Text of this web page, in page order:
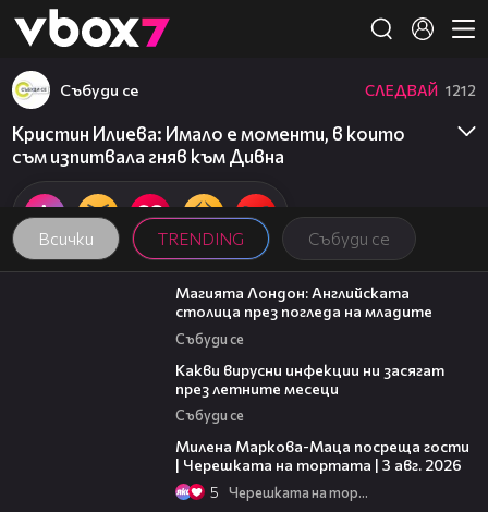
👾
Всички TRENDING Събуди се
Събуди се СЛЕДВАЙ 1212
Кристин Илиева: Имало е моменти, в които
съм изпитвала гняв към Дивна
05:03
Магията Лондон: Английската
столица през погледа на младите
Събуди се
Какви вирусни инфекции ни засягат
през летните месеци
Събуди се
Милена Маркова-Маца посреща гости
| Черешката на тортата | 3 авг. 2026
5 Черешката на тортата